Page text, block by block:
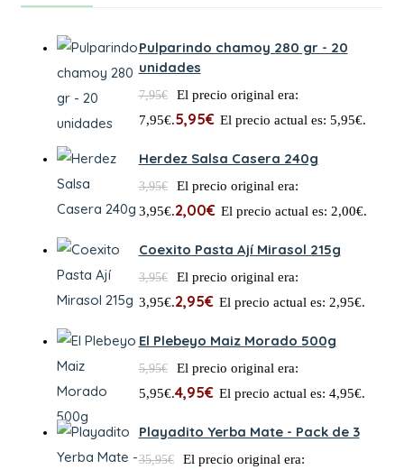
Pulparindo chamoy 280 gr - 20
unidades
7,95€
El precio original era:
7,95€.5,95€ El precio actual es: 5,95€.
Herdez Salsa Casera 240g
3,95€
El precio original era:
3,95€.2,00€ El precio actual es: 2,00€.
Coexito Pasta Ají Mirasol 215g
3,95€
El precio original era:
3,95€.2,95€ El precio actual es: 2,95€.
El Plebeyo Maiz Morado 500g
5,95€
El precio original era:
5,95€.4,95€ El precio actual es: 4,95€.
Playadito Yerba Mate - Pack de 3
35,95€
El precio original era: